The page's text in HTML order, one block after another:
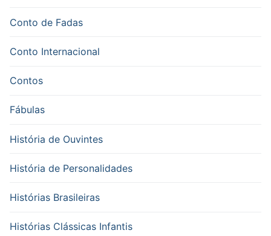
Conto de Fadas
Conto Internacional
Contos
Fábulas
História de Ouvintes
História de Personalidades
Histórias Brasileiras
Histórias Clássicas Infantis